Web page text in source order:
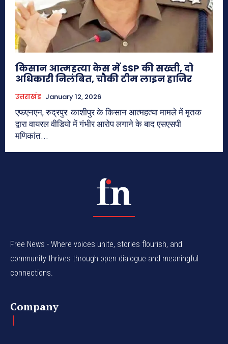
किसान आत्महत्या केस में SSP की सख्ती, दो
अधिकारी निलंबित, चौकी टीम लाइन हाजिर
उत्तराखंड January 12, 2026
एफएनएन, रुद्रपुर: काशीपुर के किसान आत्महत्या मामले में मृतक
द्वारा वायरल वीडियो में गंभीर आरोप लगाने के बाद एसएसपी
मणिकांत...
Free News - Where voices unite, stories flourish, and
community thrives through open dialogue and meaningful
connections.
Company